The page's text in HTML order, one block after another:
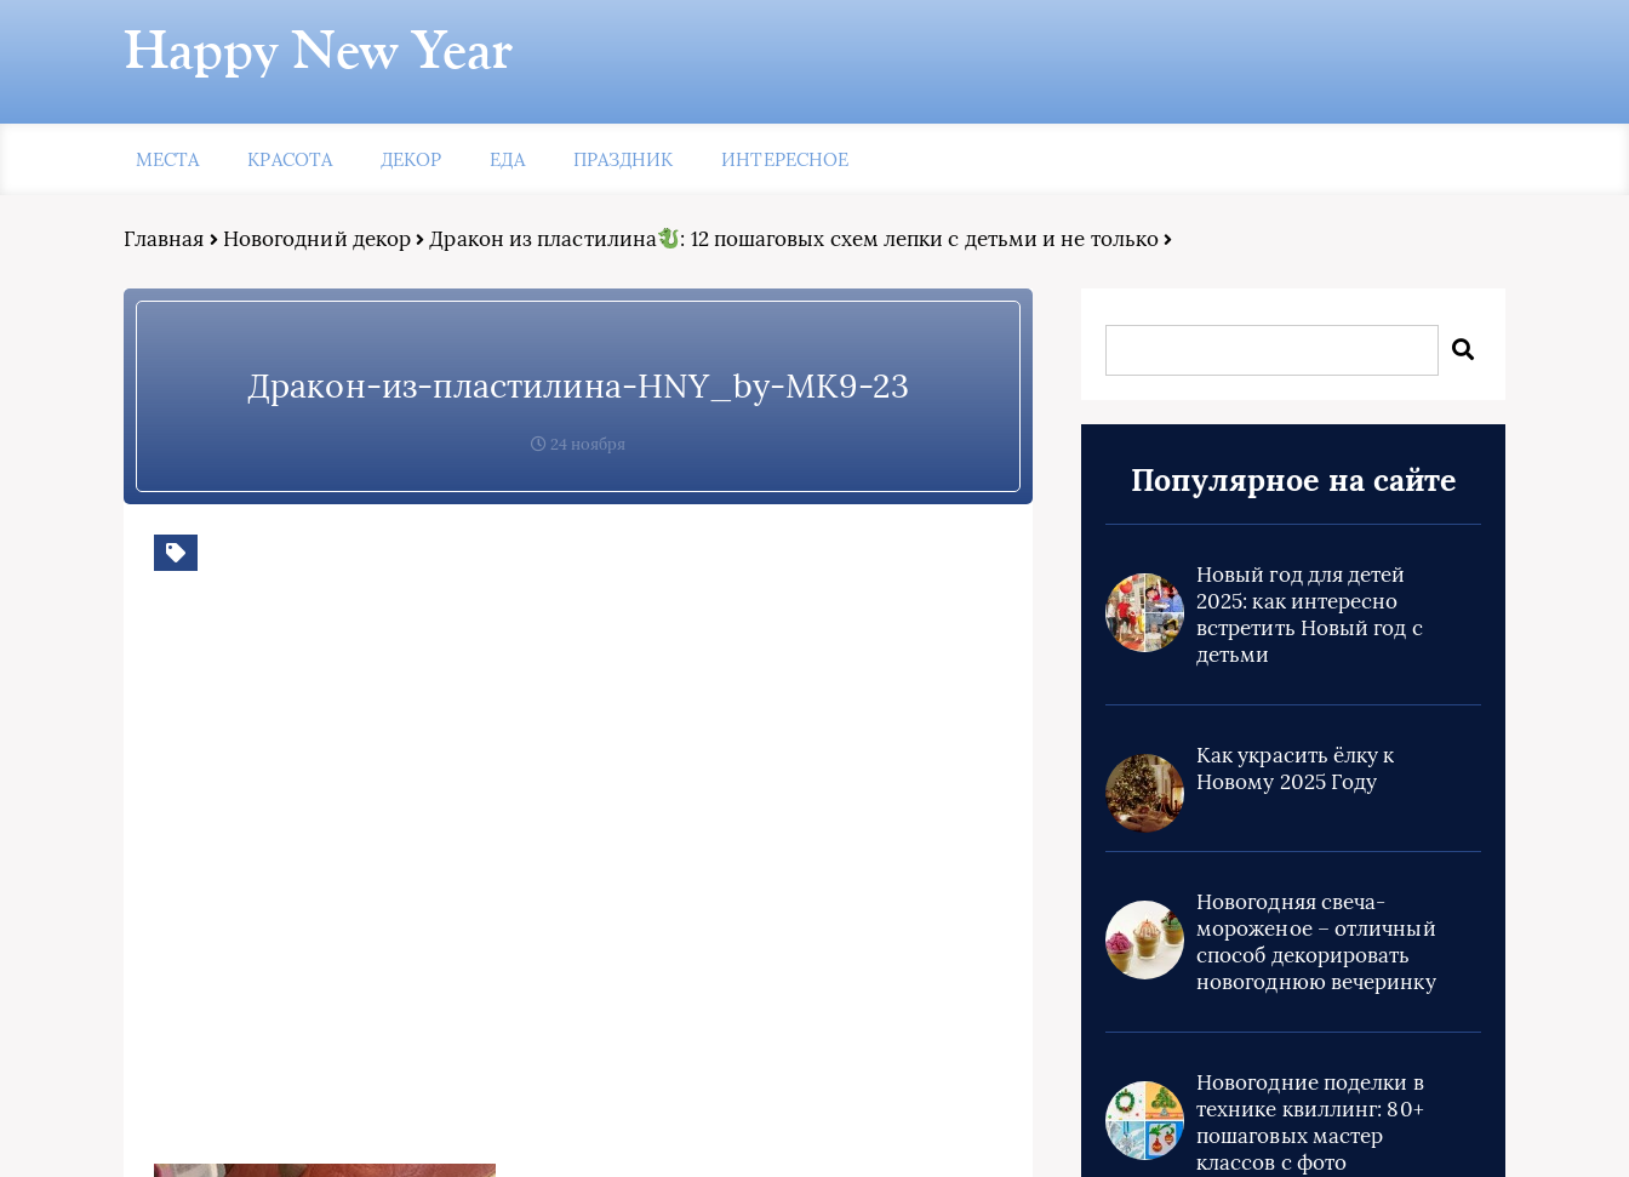
Happy New Year
МЕСТА КРАСОТА ДЕКОР ЕДА ПРАЗДНИК ИНТЕРЕСНОЕ
Главная Новогодний декор Дракон из пластилина : 12 пошаговых схем лепки с детьми и не только
Дракон-из-пластилина-HNY_by-МК9-23
24 ноября
Популярное на сайте
Новый год для детей
2025: как интересно
встретить Новый год с
детьми
Как украсить ёлку к
Новому 2025 Году
Новогодняя свеча-
мороженое – отличный
способ декорировать
новогоднюю вечеринку
Новогодние поделки в
технике квиллинг: 80+
пошаговых мастер
классов с фото